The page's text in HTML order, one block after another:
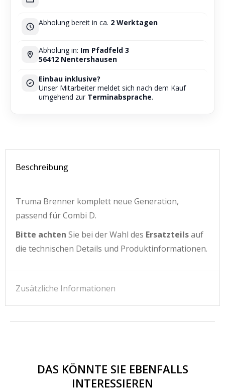
Abholung bereit in ca. 2 Werktagen
Abholung in: Im Pfadfeld 3
56412 Nentershausen
Einbau inklusive?
Unser Mitarbeiter meldet sich nach dem Kauf
umgehend zur Terminabsprache.
Beschreibung
Truma Brenner komplett neue Generation,
passend für Combi D.
Bitte achten Sie bei der Wahl des Ersatzteilsauf
die technischen Details und Produktinformationen.
Zusätzliche Informationen
DAS KÖNNTE SIE EBENFALLS
INTERESSIEREN